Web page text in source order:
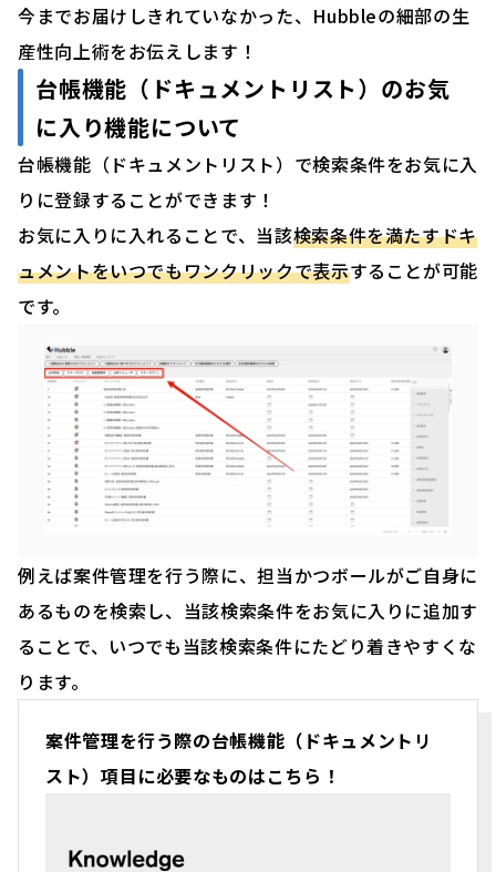
今までお届けしきれていなかった、Hubbleの細部の生
産性向上術をお伝えします！
台帳機能（ドキュメントリスト）のお気
に入り機能について
台帳機能（ドキュメントリスト）で検索条件をお気に入
りに登録することができます！
お気に入りに入れることで、当該検索条件を満たすドキ
ュメントをいつでもワンクリックで表示することが可能
です。
例えば案件管理を行う際に、担当かつボールがご自身に
あるものを検索し、当該検索条件をお気に入りに追加す
ることで、いつでも当該検索条件にたどり着きやすくな
ります。
案件管理を行う際の台帳機能（ドキュメントリ
スト）項目に必要なものはこちら！